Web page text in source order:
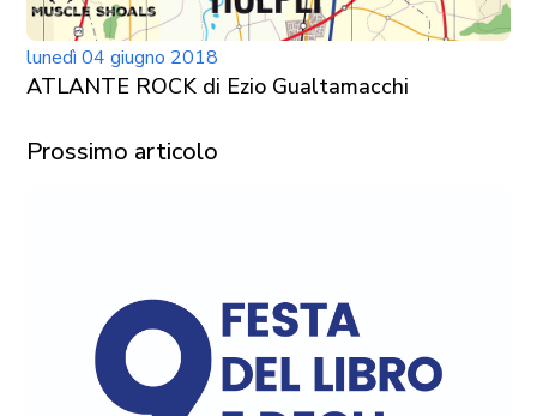
lunedì 04 giugno 2018
ATLANTE ROCK di Ezio Gualtamacchi
Prossimo articolo